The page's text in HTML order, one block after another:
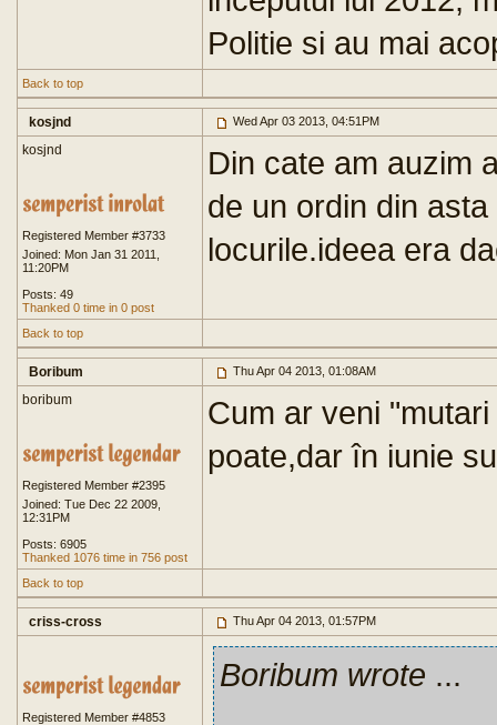
Politie si au mai
Back to top
kosjnd Wed Apr 03 2013, 04:51PM
kosjnd
Registered Member #3733
Joined: Mon Jan 31 2011,
11:20PM
Posts: 49
Thanked 0 time in 0 post
Din cate am auzim
de un ordin din
locurile.ideea era
Back to top
Boribum Thu Apr 04 2013, 01:08AM
boribum
Registered Member #2395
Joined: Tue Dec 22 2009,
12:31PM
Posts: 6905
Thanked 1076 time in 756 post
Cum ar veni
poate,dar în iunie
Back to top
criss-cross Thu Apr 04 2013, 01:57PM
Registered Member #4853
Boribum wrote ...